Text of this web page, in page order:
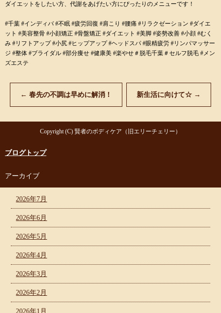
ダイエットをしたい方、代謝をあげたい方にぴったりのメニューです！
#千葉 #インディバ #不眠 #疲労回復 #肩こり #腰痛 #リラクゼーション #ダイエ
ット #美容整骨 #小顔矯正 #骨盤矯正 #ダイエット #美脚 #姿勢改善 #小顔 #むく
み #リフトアップ #小尻 #ヒップアップ #ヘッドスパ #眼精疲労 #リンパマッサー
ジ #整体 #ブライダル #部分痩せ #健康美 #楽やせ＃脱毛千葉＃セルフ脱毛 #メン
ズエステ
← 春先の不調は早めに解消！ 新生活に向けて☆ →
Copyright (C) 賢者のボディケア（旧エリーチェリー）
ブログトップ
アーカイブ
2026年7月
2026年6月
2026年5月
2026年4月
2026年3月
2026年2月
2026年1月